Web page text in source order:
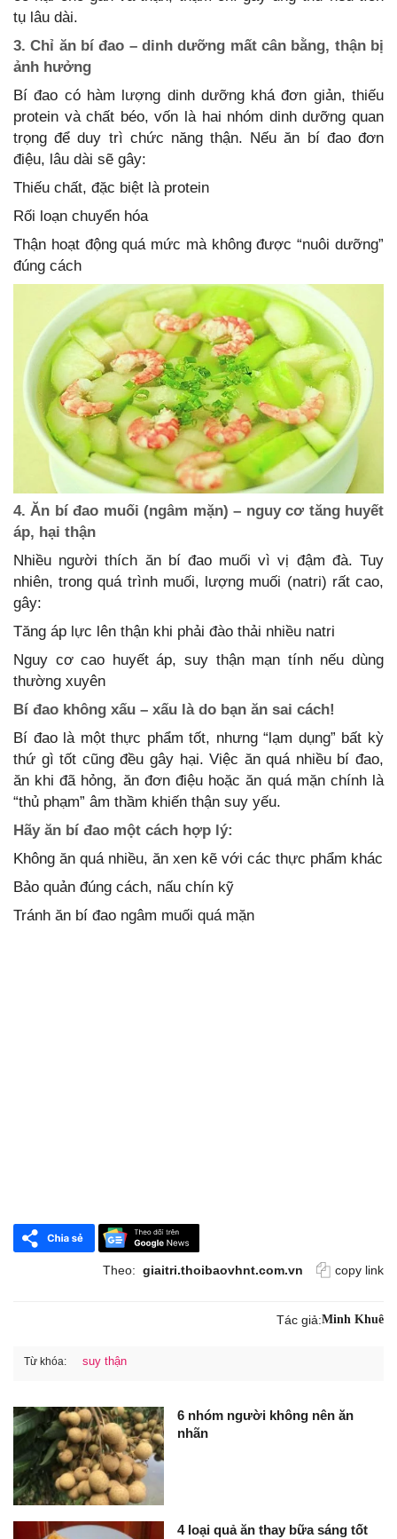
tụ lâu dài.
3. Chỉ ăn bí đao – dinh dưỡng mất cân bằng, thận bị
ảnh hưởng
Bí đao có hàm lượng dinh dưỡng khá đơn giản, thiếu
protein và chất béo, vốn là hai nhóm dinh dưỡng quan
trọng để duy trì chức năng thận. Nếu ăn bí đao đơn
điệu, lâu dài sẽ gây:
Thiếu chất, đặc biệt là protein
Rối loạn chuyển hóa
Thận hoạt động quá mức mà không được “nuôi dưỡng”
đúng cách
4. Ăn bí đao muối (ngâm mặn) – nguy cơ tăng huyết
áp, hại thận
Nhiều người thích ăn bí đao muối vì vị đậm đà. Tuy
nhiên, trong quá trình muối, lượng muối (natri) rất cao,
gây:
Tăng áp lực lên thận khi phải đào thải nhiều natri
Nguy cơ cao huyết áp, suy thận mạn tính nếu dùng
thường xuyên
Bí đao không xấu – xấu là do bạn ăn sai cách!
Bí đao là một thực phẩm tốt, nhưng “lạm dụng” bất kỳ
thứ gì tốt cũng đều gây hại. Việc ăn quá nhiều bí đao,
ăn khi đã hỏng, ăn đơn điệu hoặc ăn quá mặn chính là
“thủ phạm” âm thầm khiến thận suy yếu.
Hãy ăn bí đao một cách hợp lý:
Không ăn quá nhiều, ăn xen kẽ với các thực phẩm khác
Bảo quản đúng cách, nấu chín kỹ
Tránh ăn bí đao ngâm muối quá mặn
Theo: giaitri.thoibaovhnt.com.vn copy link
Tác giả:Minh Khuê
Từ khóa: suy thận
6 nhóm người không nên ăn
nhãn
4 loại quả ăn thay bữa sáng tốt